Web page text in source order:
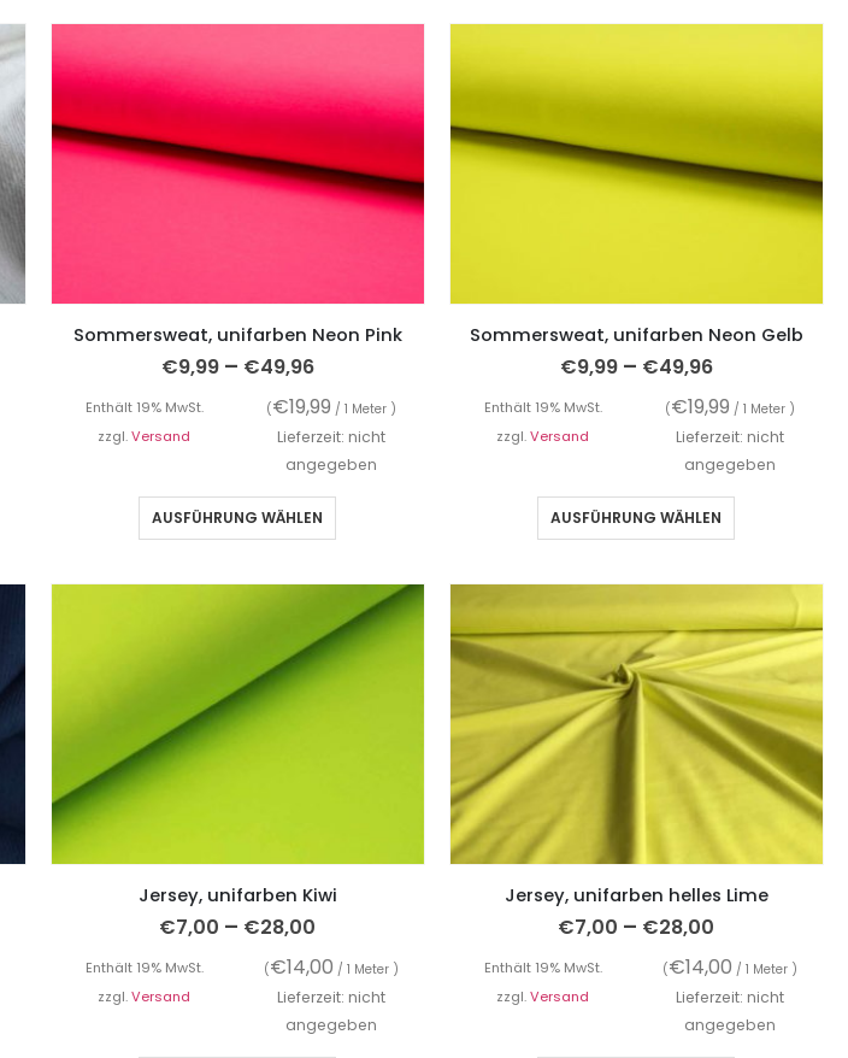
Sommersweat, unifarben Neon Pink
€9,99 – €49,96
Enthält 19% MwSt. (€19,99 / 1 Meter )
zzgl.Versand
Lieferzeit: nicht
angegeben
AUSFÜHRUNG WÄHLEN
Sommersweat, unifarben Neon Gelb
€9,99 – €49,96
Enthält 19% MwSt. (€19,99 / 1 Meter )
zzgl.Versand
Lieferzeit: nicht
angegeben
AUSFÜHRUNG WÄHLEN
Jersey, unifarben Kiwi
€7,00 – €28,00
Enthält 19% MwSt. (€14,00 / 1 Meter )
zzgl.Versand
Lieferzeit: nicht
angegeben
Jersey, unifarben helles Lime
€7,00 – €28,00
Enthält 19% MwSt. (€14,00 / 1 Meter )
zzgl.Versand
Lieferzeit: nicht
angegeben